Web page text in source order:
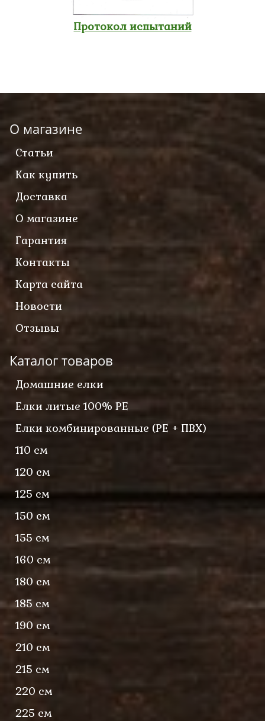
Протокол испытаний
О магазине
Статьи
Как купить
Доставка
О магазине
Гарантия
Контакты
Карта сайта
Новости
Отзывы
Каталог товаров
Домашние елки
Елки литые 100% PE
Елки комбинированные (PE + ПВХ)
110 см
120 см
125 см
150 см
155 см
160 см
180 см
185 см
190 см
210 см
215 см
220 см
225 см